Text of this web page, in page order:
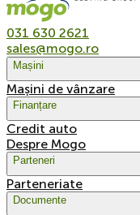
031 630 2621
sales@mogo.ro
Mașini
Mașini de vânzare
Finanțare
Credit auto
Despre Mogo
Parteneri
Parteneriate
Documente